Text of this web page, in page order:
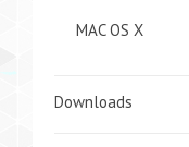
MAC OS X
Downloads